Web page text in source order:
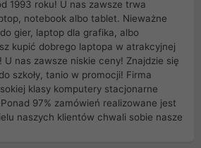
1993 roku! U nas zawsze trwa
notebook albo tablet. Nieważne
gier, laptop dla grafika, albo
kupić dobrego laptopa w atrakcyjnej
nas zawsze niskie ceny! Znajdzie się
szkoły, tanio w promocji! Firma
klasy komputery stacjonarne
97% zamówień realizowane jest
naszych klientów chwali sobie nasze